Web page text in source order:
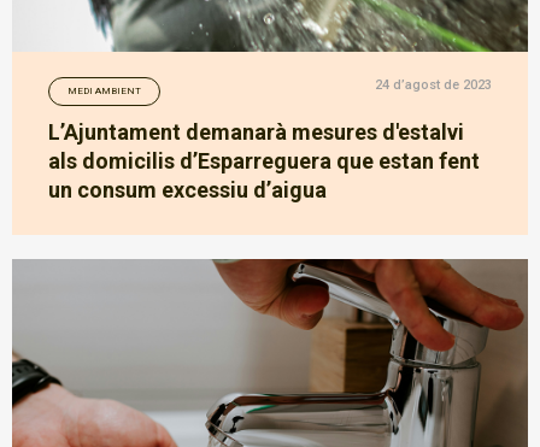
MEDI AMBIENT 24 d’agost de 2023
L’Ajuntament demanarà mesures d'estalvi
als domicilis d’Esparreguera que estan fent
un consum excessiu d’aigua